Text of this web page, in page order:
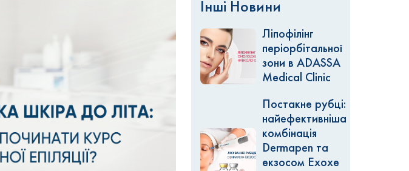
Інші Новини
Ліпофілінг
періорбітальної
зони в ADASSA
Medical Clinic
Постакне рубці:
найефективніша
комбінація
Dermapen та
екзосом Exoxe